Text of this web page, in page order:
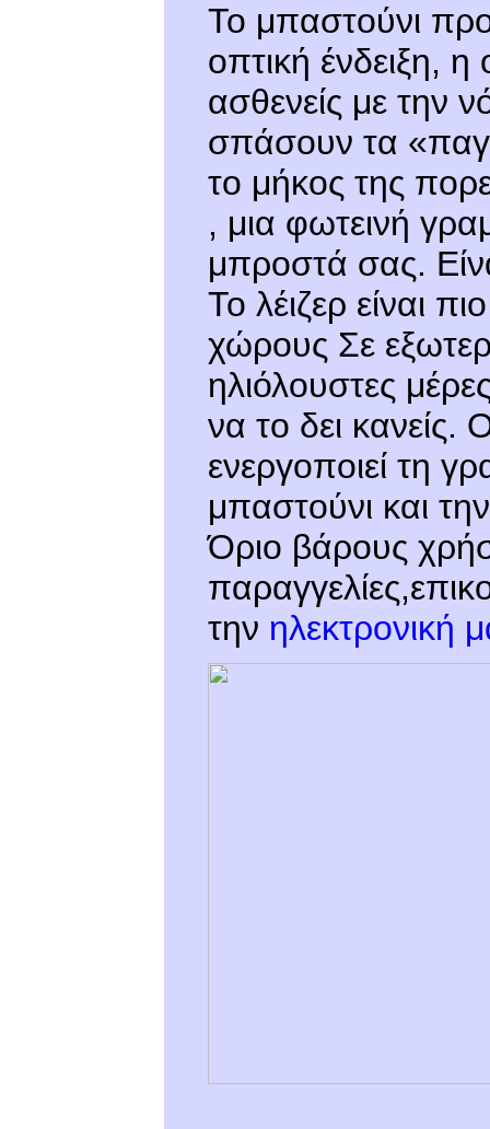
Το μπαστούνι
οπτική ένδειξη,
ασθενείς με την
σπάσουν τα
το μήκος της
, μια φωτεινή
μπροστά σας.
Το λέιζερ είναι
χώρους Σε
ηλιόλουστες
να το δει
ενεργοποιεί τη
μπαστούνι και
Όριο βάρους
την ηλεκτρονική